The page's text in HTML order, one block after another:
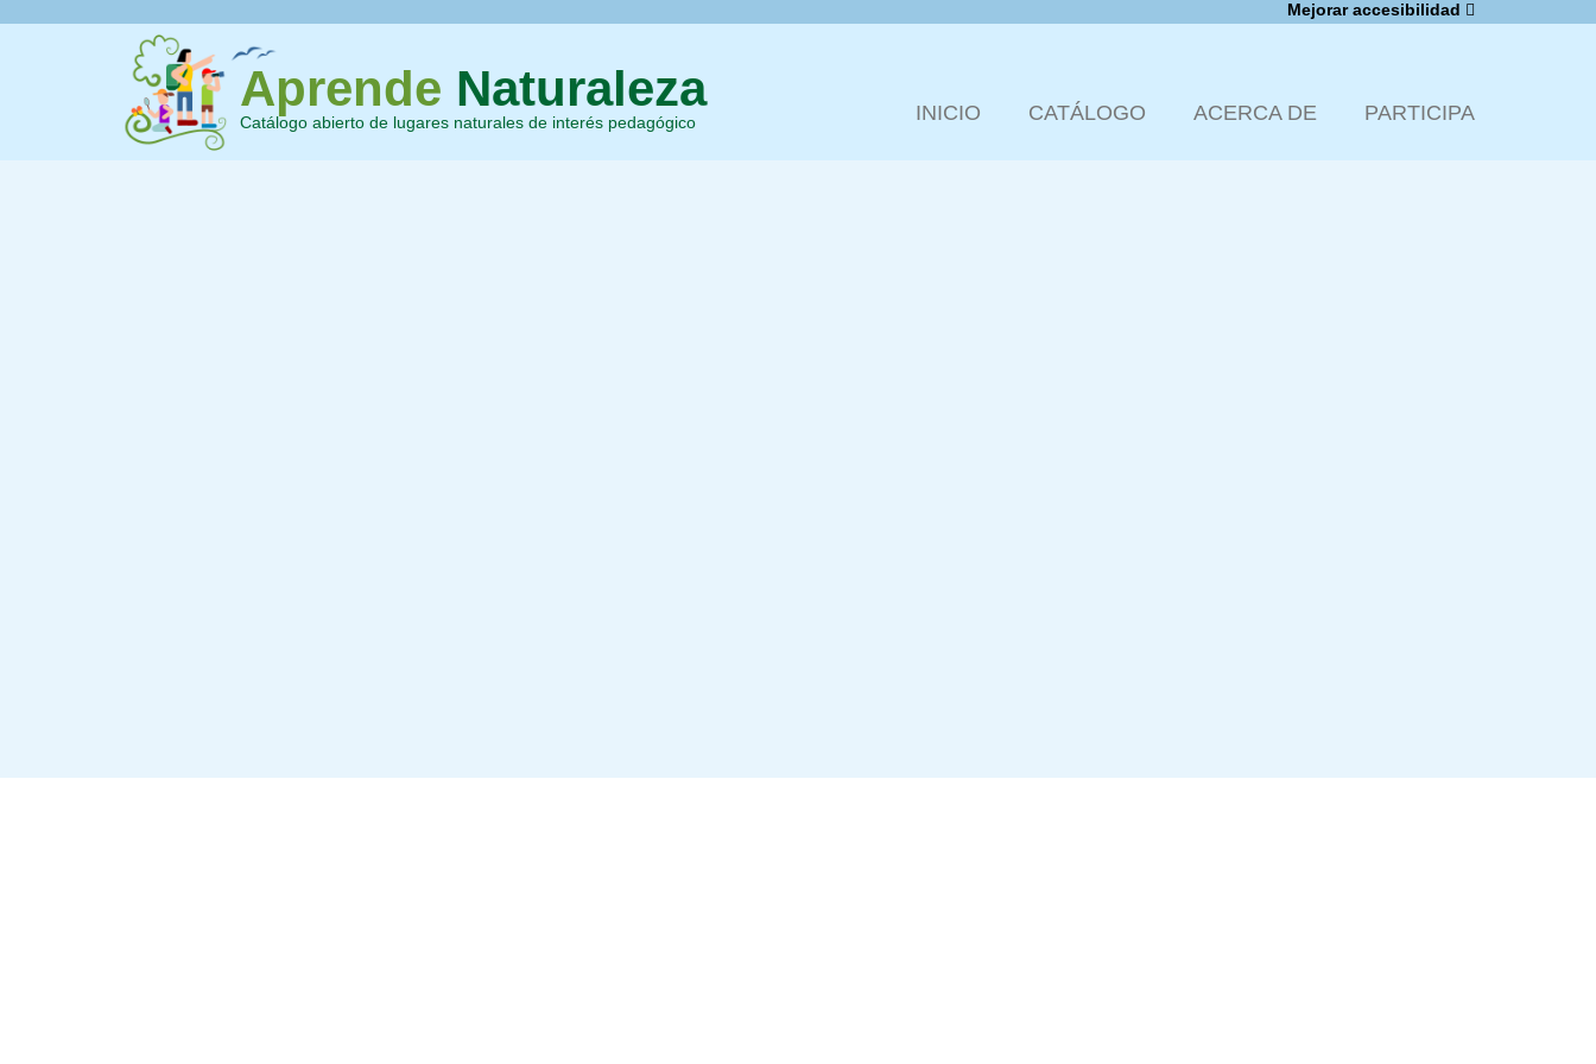
Mejorar accesibilidad
Aprende Naturaleza
Catálogo abierto de lugares naturales de interés pedagógico INICIO CATÁLOGO ACERCA DE PARTICIPA